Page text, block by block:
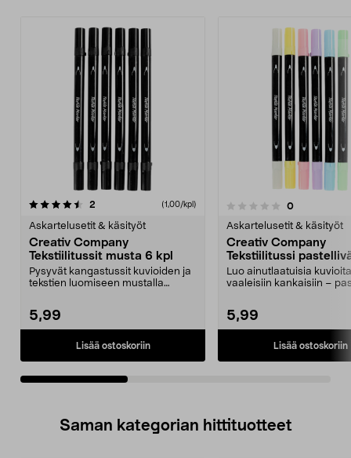
2 (1,00/kpl)
Askartelusetit & käsityöt
Creativ Company
Tekstiilitussit musta 6 kpl
Pysyvät kangastussit kuvioiden ja
tekstien luomiseen mustalla
5,99
Lisää ostoskoriin
0.0viidestä
0arvostelut
Askartelusetit & käsityöt
Creativ Company
Tekstiilitussi
kpl
Luo ainutlaatuisia kuvioita
vaaleisiin kankaisiin –
5,99
Lisää ostoskoriin
0.0 viidestä
Saman kategorian hittituotteet